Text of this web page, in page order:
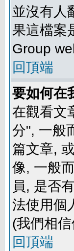
並沒有人
果這檔案
Group
回頂端
要如何在
在觀看文
分", 一般
篇文章,
像, 一般
員, 是否
法使用個
(我們相
回頂端